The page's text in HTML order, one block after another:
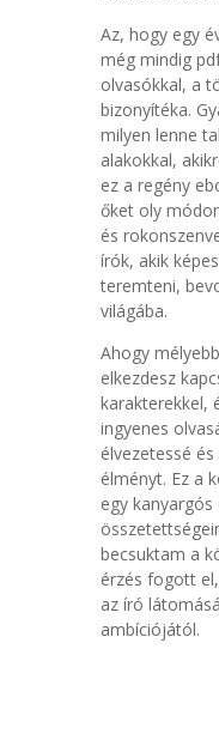
Az, hogy egy
még mindig
olvasókkal, a
bizonyítéka.
milyen lenne
alakokkal,
ez a regény
őket oly
és
írók, akik
teremteni,
világába.
Ahogy
elkezdesz
karakterekkel,
ingyenes
élvezetessé
élményt. Ez a
egy
becsuktam a
érzés fogott
az író
ambíciójától.